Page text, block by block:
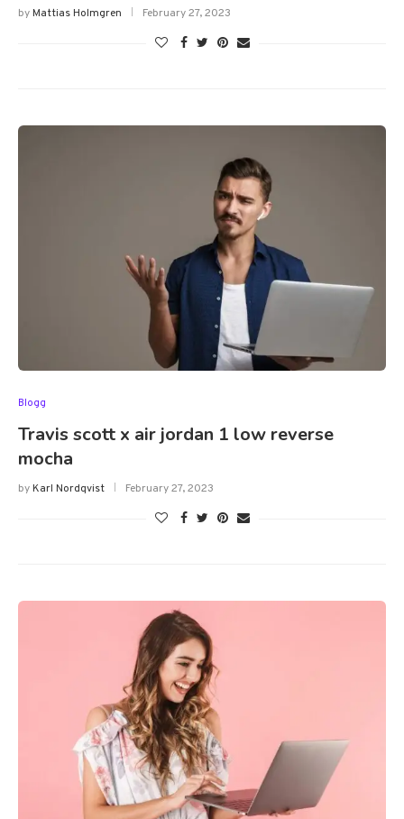
byMattias Holmgren February 27, 2023
Blogg
Travis scott x air jordan 1 low reverse
mocha
byKarl Nordqvist February 27, 2023